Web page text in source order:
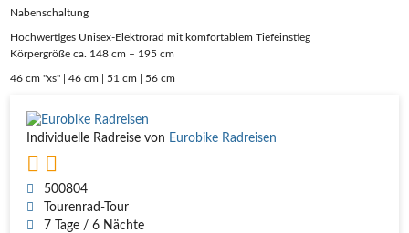
Nabenschaltung
Hochwertiges Unisex-Elektrorad mit komfortablem Tiefeinstieg
Körpergröße ca. 148 cm – 195 cm
46 cm "xs" | 46 cm | 51 cm | 56 cm
Individuelle Radreise von Eurobike Radreisen
500804
Tourenrad-Tour
7 Tage / 6 Nächte